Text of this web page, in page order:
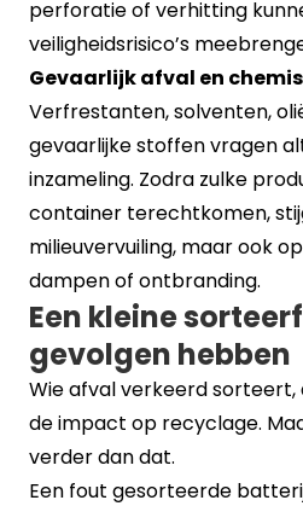
perforatie of verhitting
veiligheidsrisico’s
Gevaarlijk afval en
Verfrestanten, solventen,
gevaarlijke stoffen vragen
inzameling. Zodra zulke
container terechtkomen,
milieuvervuiling, maar ook
dampen of ontbranding.
Een kleine
gevolgen hebben
Wie afval verkeerd
de impact op recyclage.
verder dan dat.
Een fout gesorteerde